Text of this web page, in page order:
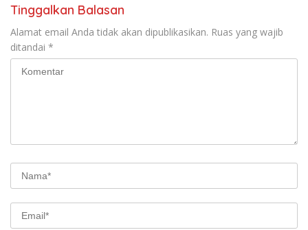
Tinggalkan Balasan
Alamat email Anda tidak akan dipublikasikan. Ruas yang wajib
ditandai *